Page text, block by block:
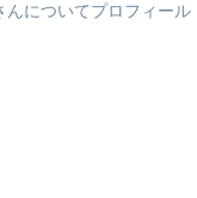
んについてプロフィール